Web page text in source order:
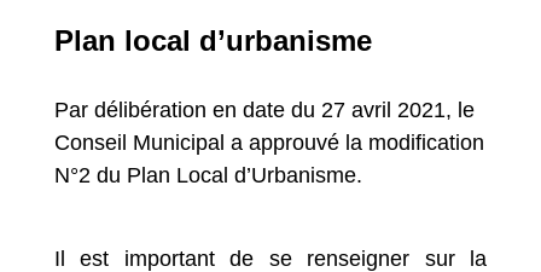
Plan local d’urbanisme
Par délibération en date du 27 avril 2021, le
Conseil Municipal a approuvé la modification
N°2 du Plan Local d’Urbanisme.
Il est important de se renseigner sur la